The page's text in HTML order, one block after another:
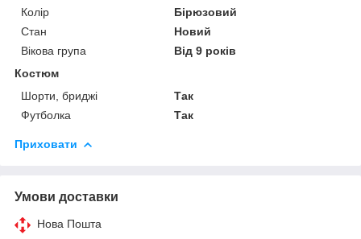
Колір
Бірюзовий
Стан
Новий
Вікова група
Від 9 років
Костюм
Шорти, бриджі
Так
Футболка
Так
Приховати
Умови доставки
Нова Пошта